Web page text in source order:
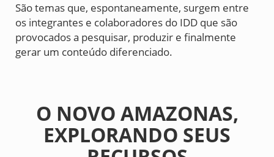
São temas que, espontaneamente, surgem entre
os integrantes e colaboradores do IDD que são
provocados a pesquisar, produzir e finalmente
gerar um conteúdo diferenciado.
O NOVO AMAZONAS,
EXPLORANDO SEUS